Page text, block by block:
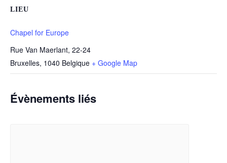
LIEU
Chapel for Europe
Rue Van Maerlant, 22-24
Bruxelles, 1040 Belgique + Google Map
Évènements liés